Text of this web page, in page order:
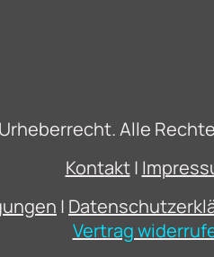
Alle
Kontakt|
|
Vertrag